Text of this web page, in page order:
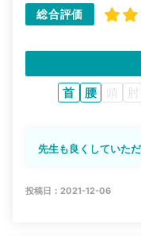
総合評価
首 腰 頭 肘
先生も良くしていた
投稿日：2021-12-06